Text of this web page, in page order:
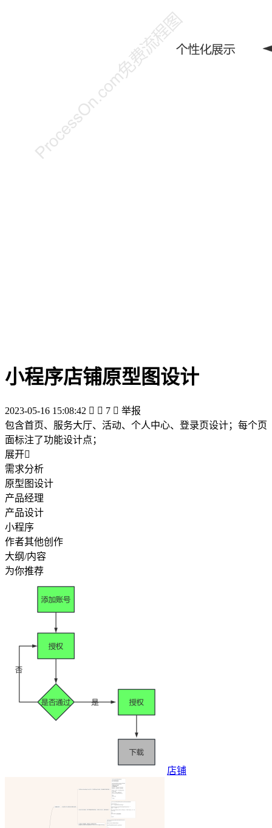
小程序店铺原型图设计
2023-05-16 15:08:42   7  举报
包含首页、服务大厅、活动、个人中心、登录页设计；每个页
面标注了功能设计点；
展开
需求分析
原型图设计
产品经理
产品设计
小程序
作者其他创作
大纲/内容
为你推荐
店铺